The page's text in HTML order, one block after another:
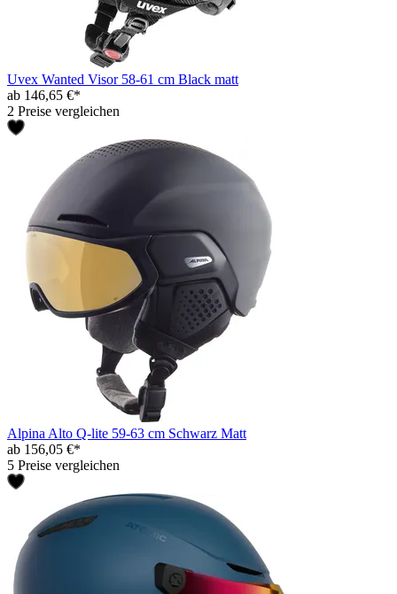
Uvex Wanted Visor 58-61 cm Black matt
ab 146,65 €*
2 Preise vergleichen
Alpina Alto Q-lite 59-63 cm Schwarz Matt
ab 156,05 €*
5 Preise vergleichen